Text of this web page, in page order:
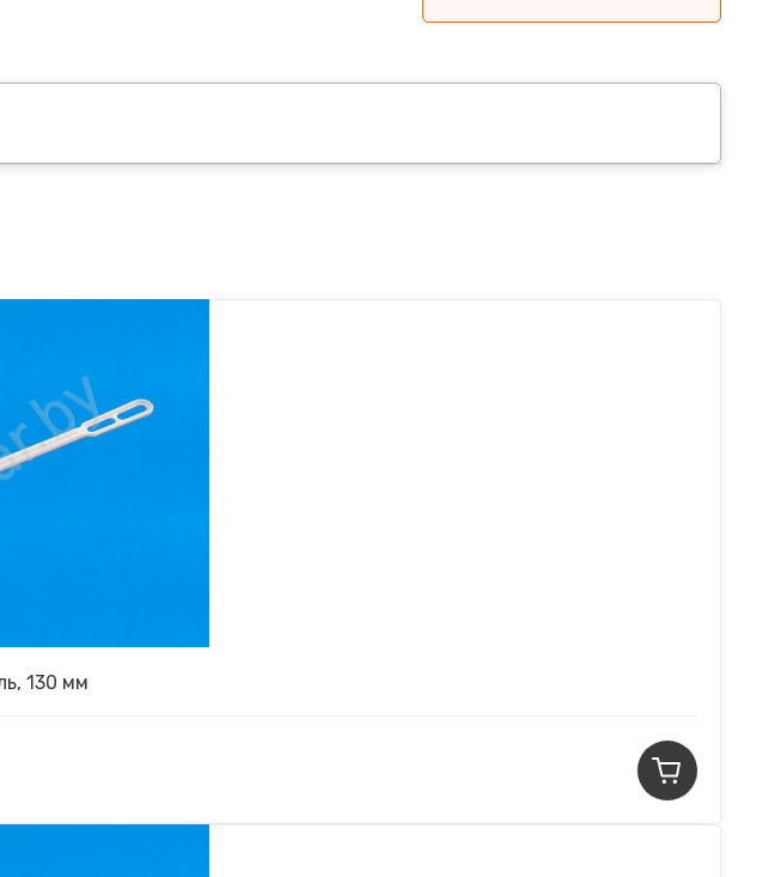
130 мм